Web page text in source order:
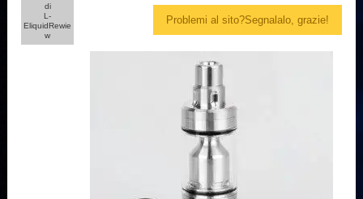
di
L-
EliquidRewie
w
Problemi al sito?Segnalalo, grazie!